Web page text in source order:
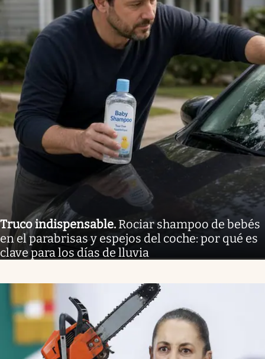
Truco indispensable. Rociar shampoo de bebés
en el parabrisas y espejos del coche: por qué es
clave para los días de lluvia